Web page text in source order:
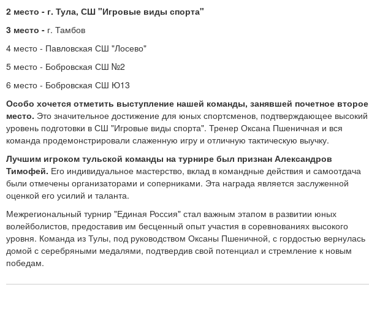
2 место - г. Тула, СШ "Игровые виды спорта"
3 место - г. Тамбов
4 место - Павловская СШ "Лосево"
5 место - Бобровская СШ №2
6 место - Бобровская СШ Ю13
Особо хочется отметить выступление нашей команды, занявшей почетное второе
место. Это значительное достижение для юных спортсменов, подтверждающее высокий
уровень подготовки в СШ "Игровые виды спорта". Тренер Оксана Пшеничная и вся
команда продемонстрировали слаженную игру и отличную тактическую выучку.
Лучшим игроком тульской команды на турнире был признан Александров
Тимофей. Его индивидуальное мастерство, вклад в командные действия и самоотдача
были отмечены организаторами и соперниками. Эта награда является заслуженной
оценкой его усилий и таланта.
Межрегиональный турнир "Единая Россия" стал важным этапом в развитии юных
волейболистов, предоставив им бесценный опыт участия в соревнованиях высокого
уровня. Команда из Тулы, под руководством Оксаны Пшеничной, с гордостью вернулась
домой с серебряными медалями, подтвердив свой потенциал и стремление к новым
победам.